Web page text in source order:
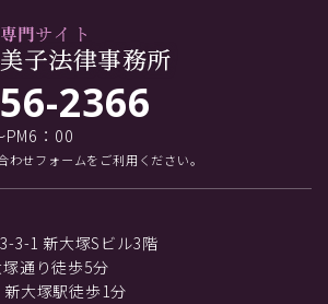
2366
PM6：00
せフォームをご利用ください。
3-1 新大塚Sビル3階
通り徒歩5分
大塚駅徒歩1分